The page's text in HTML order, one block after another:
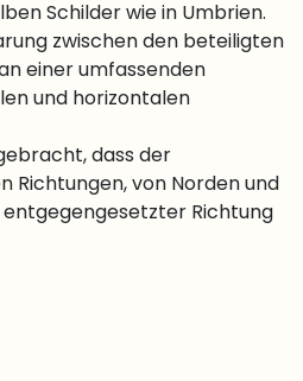
Schilder wie in Umbrien.
zwischen den beteiligten
einer umfassenden
und horizontalen
dass der
Richtungen, von Norden und
entgegengesetzter Richtung